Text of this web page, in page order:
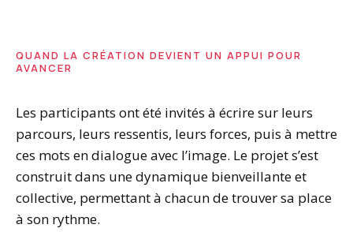
QUAND LA CRÉATION DEVIENT UN APPUI POUR
AVANCER
Les participants ont été invités à écrire sur leurs
parcours, leurs ressentis, leurs forces, puis à mettre
ces mots en dialogue avec l’image. Le projet s’est
construit dans une dynamique bienveillante et
collective, permettant à chacun de trouver sa place
à son rythme.